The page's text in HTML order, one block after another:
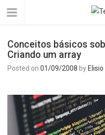
Conceitos básicos
Criando um array
Posted on 01/09/2008 by